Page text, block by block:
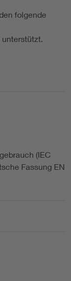
folgende
unterstützt.
(IEC
Fassung EN